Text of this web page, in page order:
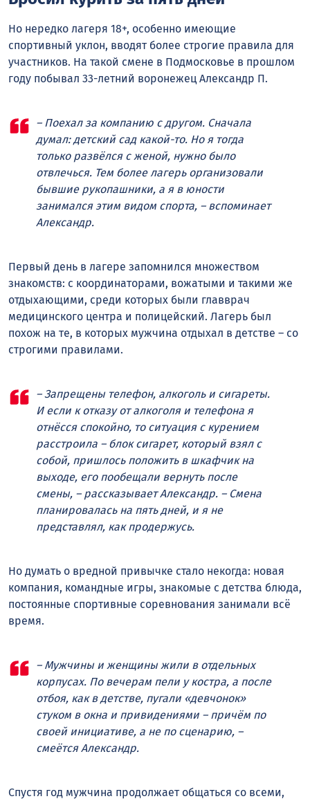
Но нередко лагеря 18+, особенно имеющие
спортивный уклон, вводят более строгие правила для
участников. На такой смене в Подмосковье в прошлом
году побывал 33-летний воронежец Александр П.
– Поехал за компанию с другом. Сначала
думал: детский сад какой-то. Но я тогда
только развёлся с женой, нужно было
отвлечься. Тем более лагерь организовали
бывшие рукопашники, а я в юности
занимался этим видом спорта, – вспоминает
Александр.
Первый день в лагере запомнился множеством
знакомств: с координаторами, вожатыми и такими же
отдыхающими, среди которых были главврач
медицинского центра и полицейский. Лагерь был
похож на те, в которых мужчина отдыхал в детстве – со
строгими правилами.
– Запрещены телефон, алкоголь и сигареты.
И если к отказу от алкоголя и телефона я
отнёсся спокойно, то ситуация с курением
расстроила – блок сигарет, который взял с
собой, пришлось положить в шкафчик на
выходе, его пообещали вернуть после
смены, – рассказывает Александр. – Смена
планировалась на пять дней, и я не
представлял, как продержусь.
Но думать о вредной привычке стало некогда: новая
компания, командные игры, знакомые с детства блюда,
постоянные спортивные соревнования занимали всё
время.
– Мужчины и женщины жили в отдельных
корпусах. По вечерам пели у костра, а после
отбоя, как в детстве, пугали «девчонок»
стуком в окна и привидениями – причём по
своей инициативе, а не по сценарию, –
смеётся Александр.
Спустя год мужчина продолжает общаться со всеми,